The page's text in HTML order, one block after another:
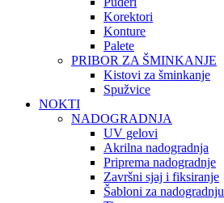
Korektori
Konture
Palete
PRIBOR ZA ŠMINKANJE
Kistovi za šminkanje
Spužvice
NOKTI
NADOGRADNJA
UV gelovi
Akrilna nadogradnja
Priprema nadogradnje
Završni sjaj i fiksiranje
Šabloni za nadogradnju